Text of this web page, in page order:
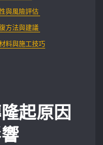
與風險評估
方法與建議
料與施工技巧
起原因